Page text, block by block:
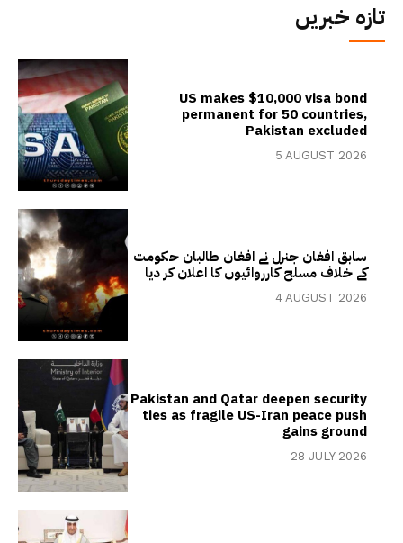
تازہ خبریں
US makes $10,000 visa bond
permanent for 50 countries,
Pakistan excluded
5 AUGUST 2026
سابق افغان جنرل نے افغان طالبان حکومت
کے خلاف مسلح کارروائیوں کا اعلان کر دیا
4 AUGUST 2026
Pakistan and Qatar deepen security
ties as fragile US-Iran peace push
gains ground
28 JULY 2026